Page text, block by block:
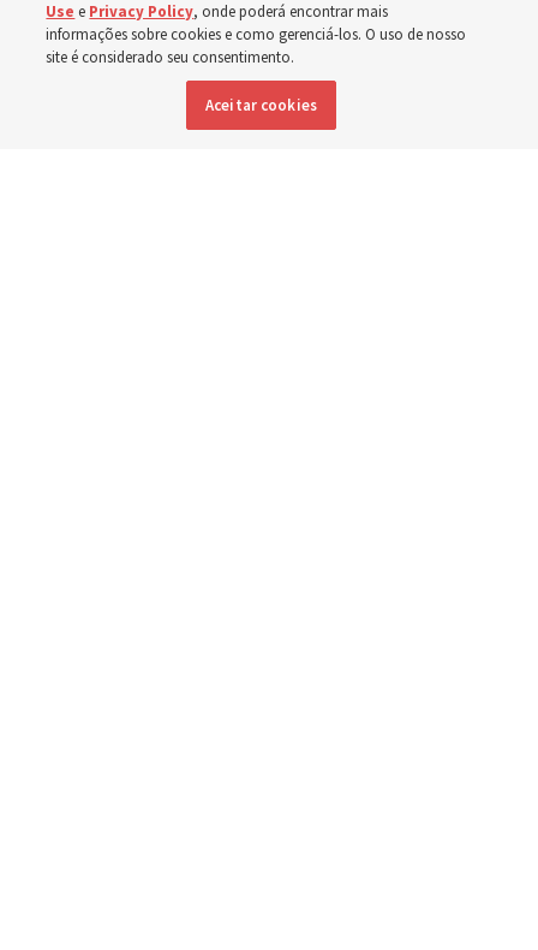
Use e Privacy Policy, onde poderá encontrar mais
informações sobre cookies e como gerenciá-los. O uso de nosso
site é considerado seu consentimento.
Aceitar cookies